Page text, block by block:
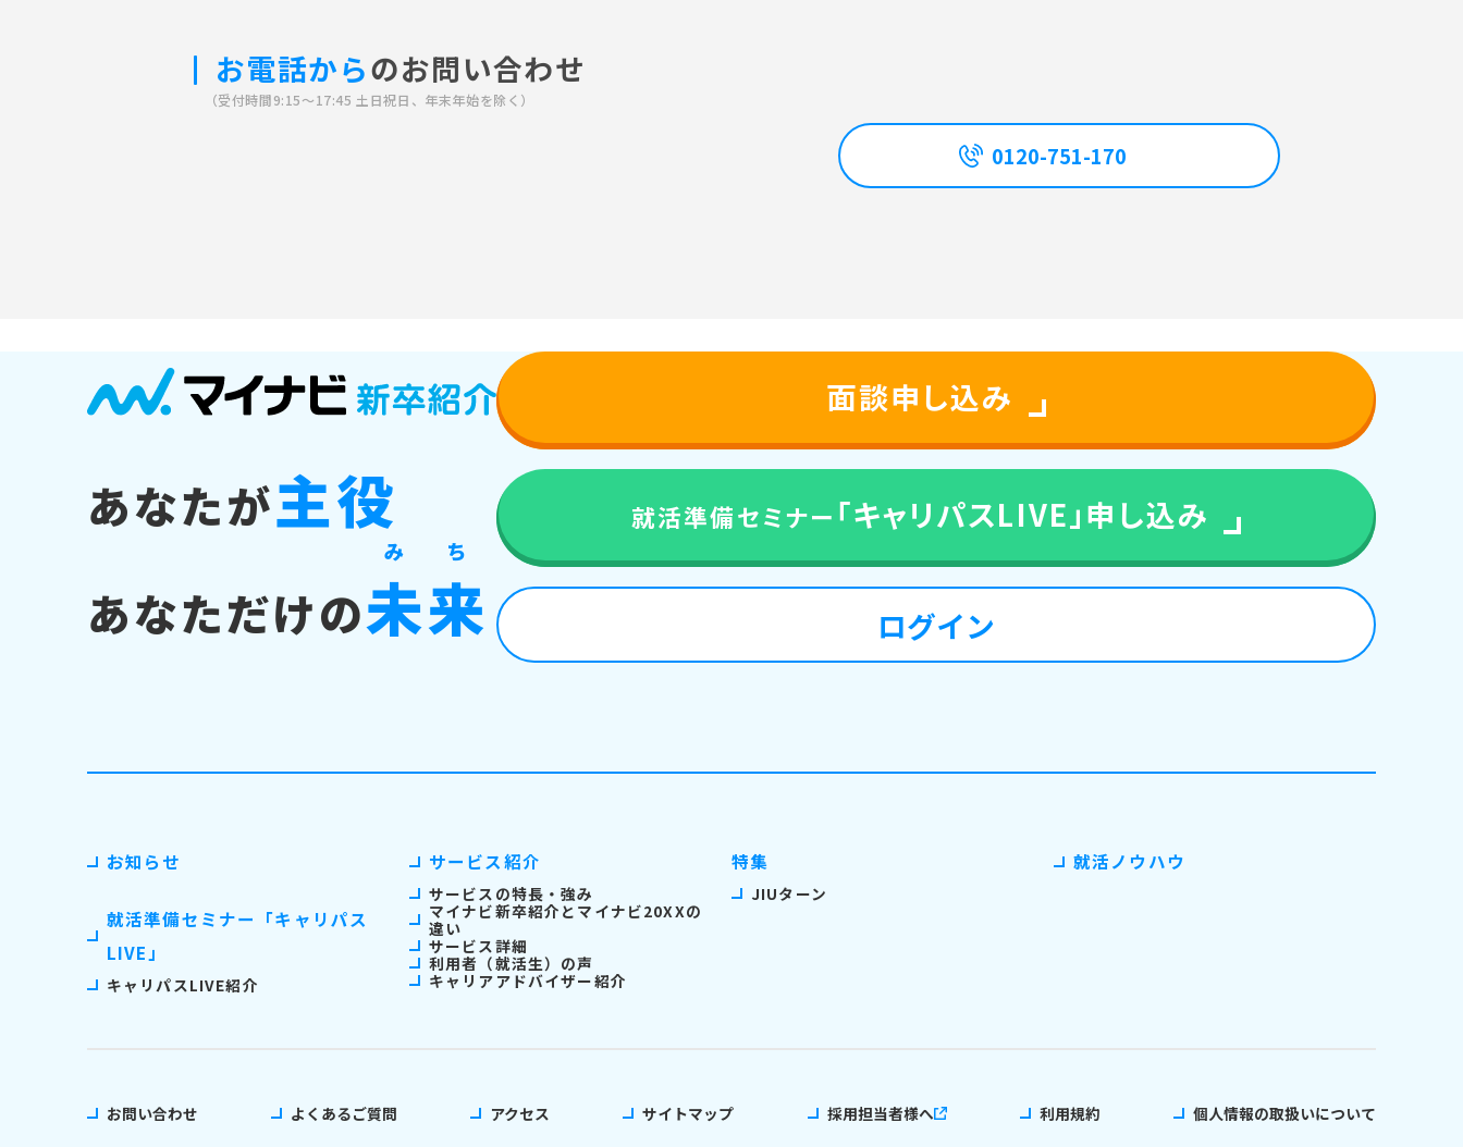
お電話からのお問い合わせ
（受付時間9:15～17:45 土日祝日、年末年始を除く）
0120-751-170
あなたが主役
あなただけの未
み
来
ち
面談申し込み
就活準備セミナー 「キャリパスLIVE」申し込み
ログイン
お知らせ
就活準備セミナー「キャリパス
LIVE」
キャリパスLIVE紹介
サービス紹介
サービスの特長・強み
マイナビ新卒紹介とマイナビ20XXの
違い
サービス詳細
利用者（就活生）の声
キャリアアドバイザー紹介
特集
JIUターン
就活ノウハウ
お問い合わせ よくあるご質問 アクセス サイトマップ 採用担当者様へ 利用規約 個人情報の取扱いについて